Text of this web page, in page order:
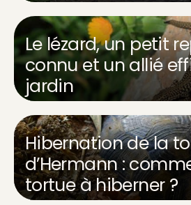
Le lézard, un petit
connu et un allié
jardin
Hibernation de la
d’Hermann :
tortue à hiberner ?